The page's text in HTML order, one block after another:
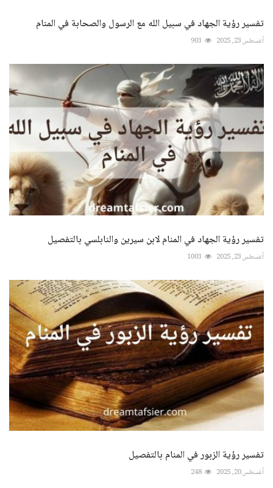
تفسير رؤية الجهاد في سبيل الله مع الرسول والصحابة في المنام
أغسطس 23, 2025 903
تفسير رؤية الجهاد في المنام لابن سيرين والنابلسي بالتفصيل
أغسطس 23, 2025 1003
تفسير رؤية الزبور في المنام بالتفصيل
أغسطس 20, 2025 248